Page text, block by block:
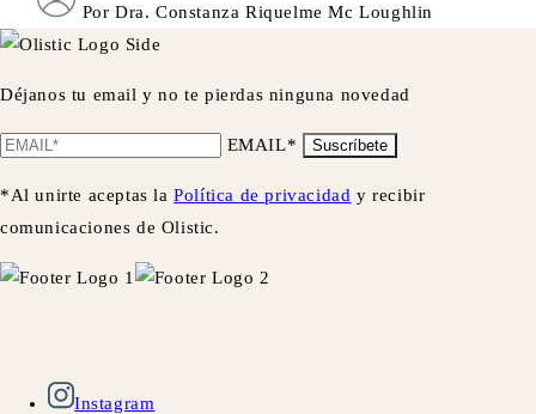
Por Dra. Constanza Riquelme Mc Loughlin
Déjanos tu email y no te pierdas ninguna novedad
EMAIL* Suscríbete
*Al unirte aceptas laPolítica de privacidad y recibir
comunicaciones de Olistic.
Instagram